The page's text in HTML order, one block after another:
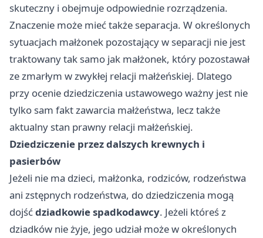
skuteczny i obejmuje odpowiednie rozrządzenia.
Znaczenie może mieć także separacja. W określonych
sytuacjach małżonek pozostający w separacji nie jest
traktowany tak samo jak małżonek, który pozostawał
ze zmarłym w zwykłej relacji małżeńskiej. Dlatego
przy ocenie dziedziczenia ustawowego ważny jest nie
tylko sam fakt zawarcia małżeństwa, lecz także
aktualny stan prawny relacji małżeńskiej.
Dziedziczenie przez dalszych krewnych i
pasierbów
Jeżeli nie ma dzieci, małżonka, rodziców, rodzeństwa
ani zstępnych rodzeństwa, do dziedziczenia mogą
dojśćdziadkowie spadkodawcy. Jeżeli któreś z
dziadków nie żyje, jego udział może w określonych